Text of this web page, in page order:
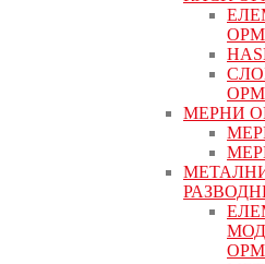
МЕРНИ